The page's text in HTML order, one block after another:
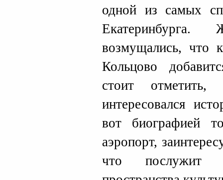
одной из самых
возмущались, что
Кольцово
стоит
интересовался
вот биографией
аэропорт,
что послужит